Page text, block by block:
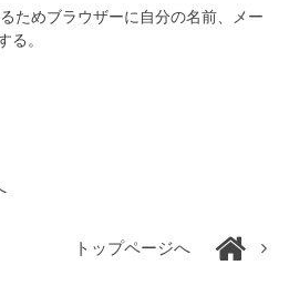
ためブラウザーに自分の名前、メー
る。
トップページへ